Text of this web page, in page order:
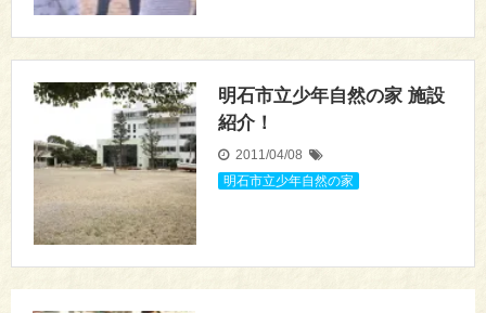
明石市立少年自然の家 施設
紹介！
2011/04/08
明石市立少年自然の家